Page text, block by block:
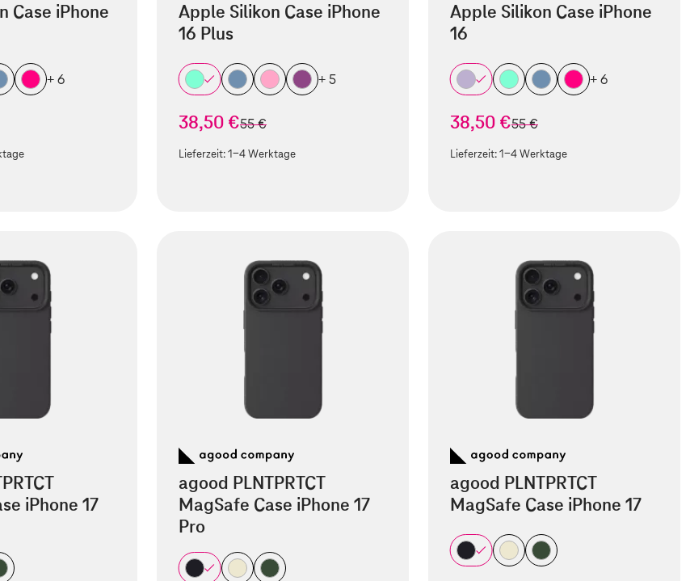
Case iPhone
+ 6
Apple Silikon Case iPhone
16 Plus
+ 5
38,50 €statt
55 €
Lieferzeit:1-4 Werktage
Apple Silikon Case iPhone
16
+ 6
38,50 €statt
55 €
Lieferzeit:1-4 Werktage
iPhone 17
agood PLNTPRTCT
MagSafe Case iPhone 17
Pro
agood PLNTPRTCT
MagSafe Case iPhone 17